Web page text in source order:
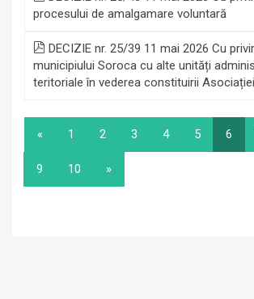
procesului de amalgamare voluntară
DECIZIE nr. 25/39 11 mai 2026 Cu
municipiului Soroca cu alte unități
teritoriale în vederea constituirii Asociației
« 1 2 3 4 5 6
9 10 »